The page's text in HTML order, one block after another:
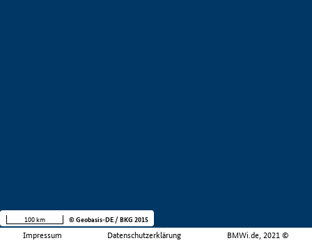
Impressum Datenschutzerklärung BMWi.de, 2021 ©
100 km © Geobasis-DE / BKG 2015